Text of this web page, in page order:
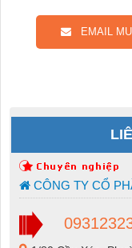
EMAIL
CÔNG TY CỔ